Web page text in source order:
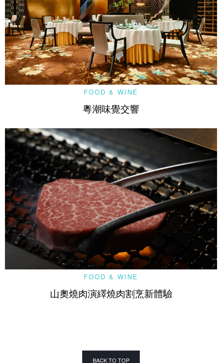
FOOD & WINE
粵潮味覺交響
FOOD & WINE
山奧燒肉演繹燒肉割烹新體驗
BACK TO TOP